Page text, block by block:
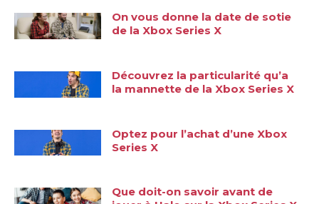
On vous donne la date de sotie
de la Xbox Series X
Découvrez la particularité qu’a
la mannette de la Xbox Series X
Optez pour l’achat d’une Xbox
Series X
Que doit-on savoir avant de